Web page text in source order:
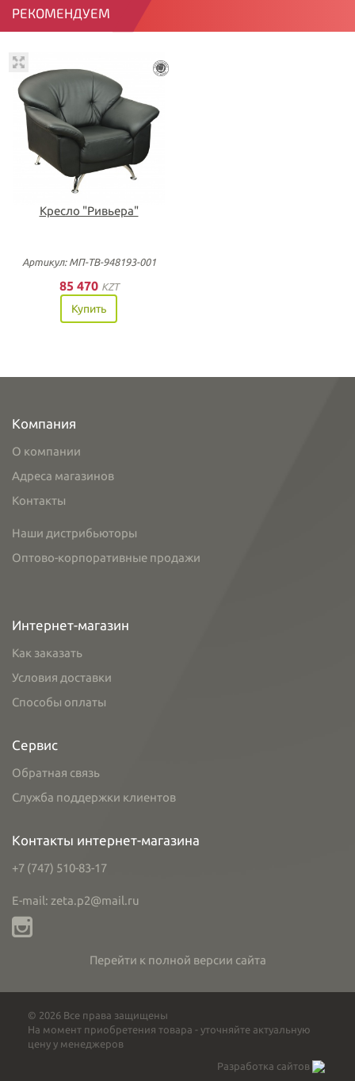
РЕКОМЕНДУЕМ
Кресло "Ривьера"
Артикул: МП-ТВ-948193-001
85 470 KZT
Купить
Компания
О компании
Адреса магазинов
Контакты
Наши дистрибьюторы
Оптово-корпоративные продажи
Интернет-магазин
Как заказать
Условия доставки
Способы оплаты
Сервис
Обратная связь
Служба поддержки клиентов
Контакты интернет-магазина
+7 (747) 510-83-17
E-mail: zeta.p2@mail.ru
Перейти к полной версии сайта
© 2026 Все права защищены
На момент приобретения товара - уточняйте актуальную
цену у менеджеров
Разработка сайтов